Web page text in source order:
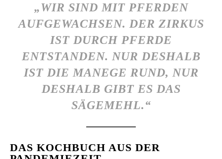
„WIR SIND MIT PFERDEN
AUFGEWACHSEN. DER ZIRKUS
IST DURCH PFERDE
ENTSTANDEN. NUR DESHALB
IST DIE MANEGE RUND, NUR
DESHALB GIBT ES DAS
SÄGEMEHL.“
DAS KOCHBUCH AUS DER